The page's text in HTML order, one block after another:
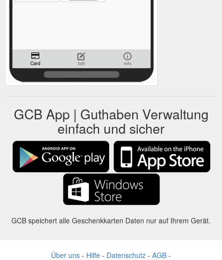
GCB App | Guthaben Verwaltung
einfach und sicher
GCB speichert alle Geschenkkarten Daten nur auf Ihrem Gerät.
Über uns - Hilfe - Datenschutz - AGB -